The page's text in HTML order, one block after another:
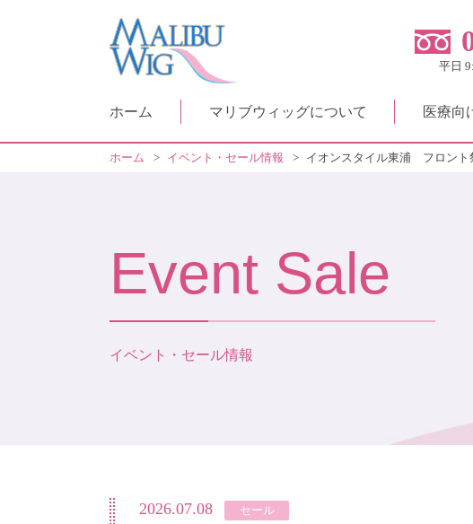
平日
ホーム マリブウィッグについて 医療向
ホーム > イベント・セール情報 > イオンスタイル東浦 フロント
Event Sale
イベント・セール情報
2026.07.08 セール